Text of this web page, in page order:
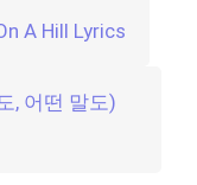
A Hill Lyrics
, 어떤 말도)